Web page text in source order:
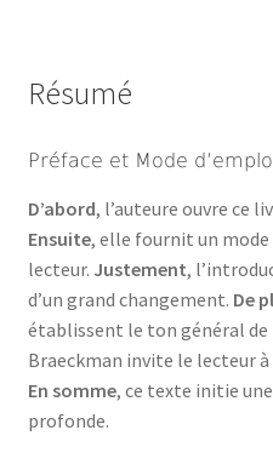
Résumé
Préface et Mode
D’abord, l’auteure ouvre ce
Ensuite, elle fournit un mode
lecteur. Justement,
d’un grand changement. De
établissent le ton général de
Braeckman invite le lecteur
En somme, ce texte initie
profonde.